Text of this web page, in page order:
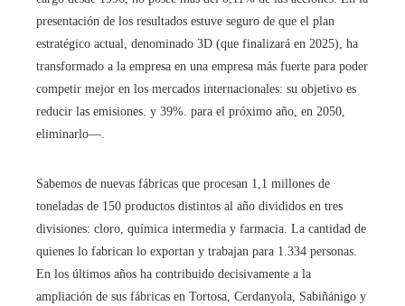
presentación de los resultados estuve seguro de que el plan
estratégico actual, denominado 3D (que finalizará en 2025), ha
transformado a la empresa en una empresa más fuerte para poder
competir mejor en los mercados internacionales: su objetivo es
reducir las emisiones. y 39%. para el próximo año, en 2050,
eliminarlo—.
Sabemos de nuevas fábricas que procesan 1,1 millones de
toneladas de 150 productos distintos al año divididos en tres
divisiones: cloro, química intermedia y farmacia. La cantidad de
quienes lo fabrican lo exportan y trabajan para 1.334 personas.
En los últimos años ha contribuido decisivamente a la
ampliación de sus fábricas en Tortosa, Cerdanyola, Sabiñánigo y